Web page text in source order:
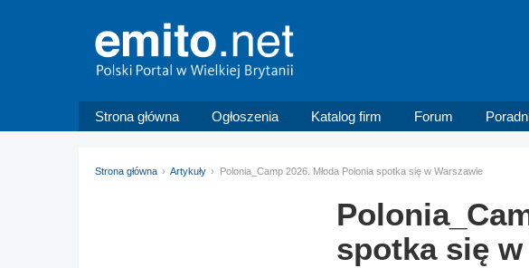
Strona główna Ogłoszenia Katalog firm Forum
Strona główna Artykuły Polonia_Camp 2026. Młoda Polonia spotka się w Warszawie
spotka się